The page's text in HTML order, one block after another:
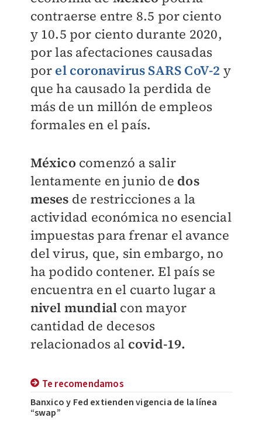
contraerse entre 8.5 por ciento
y 10.5 por ciento durante 2020,
por las afectaciones causadas
por el coronavirus SARS CoV-2 y
que ha causado la perdida de
más de un millón de empleos
formales en el país.
México comenzó a salir
lentamente en junio de dos
meses de restricciones a la
actividad económica no esencial
impuestas para frenar el avance
del virus, que, sin embargo, no
ha podido contener. El país se
encuentra en el cuarto lugar a
nivel mundial con mayor
cantidad de decesos
relacionados al covid-19.
Te recomendamos
Banxico y Fed extienden vigencia de la línea
“swap”